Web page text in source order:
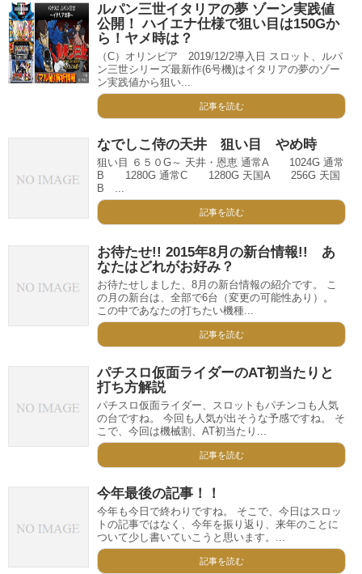
ルパン三世イタリアの夢 ゾーン実践値
公開！ ハイエナ仕様で狙い目は150Gか
ら！ヤメ時は？
（C）オリンピア 2019/12/2導入日 スロット、ルパ
ン三世シリーズ最新作(6号機)はイタリアの夢のゾー
ン実践値から狙い...
記事を読む
なでしこ侍の天井 狙い目 やめ時
狙い目 ６５０G～ 天井・恩恵 通常A 1024G 通常
B 1280G 通常C 1280G 天国A 256G 天国
B ...
記事を読む
お待たせ!! 2015年8月の新台情報!! あ
なたはどれがお好み？
お待たせしました、8月の新台情報の紹介です。 こ
の月の新台は、全部で6台（変更の可能性あり）。
この中であなたの打ちたい機種...
記事を読む
パチスロ仮面ライダーのAT初当たりと
打ち方解説
パチスロ仮面ライダー、スロットもパチンコも人気
の台ですね。 今回も人気が出そうな予感ですね。 そ
こで、今回は機械割、AT初当たり...
記事を読む
今年最後の記事！！
今年も今日で終わりですね。 そこで、今日はスロッ
トの記事ではなく、今年を振り返り、来年のことに
ついて少し書いていこうと思います。...
記事を読む